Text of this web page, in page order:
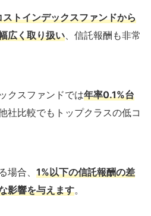
ストインデックスファンドから
広く取り扱い 、信託報酬も非常
クスファンドでは年率0.1%台
社比較でもトップクラスの低コ
場合、 1%以下の信託報酬の差
影響を与えます。